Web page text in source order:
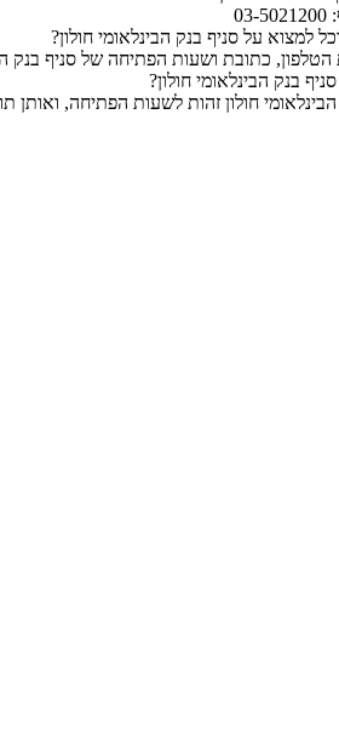
למצוא על סניף בנק הבינלאומי חולון?
כתובת ושעות הפתיחה של סניף בנק
בנק הבינלאומי חולון?
חולון זהות לשעות הפתיחה,